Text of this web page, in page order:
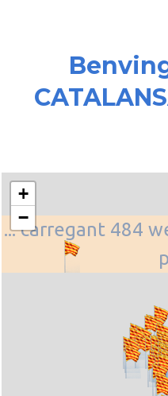
... carregant 484
+
−